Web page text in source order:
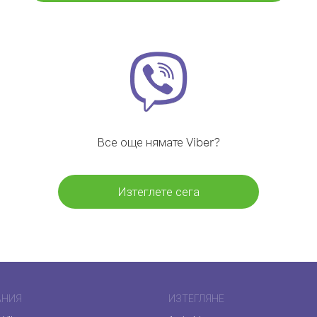
Все още нямате Viber?
Изтеглете сега
ИЗТЕГЛЯНЕ